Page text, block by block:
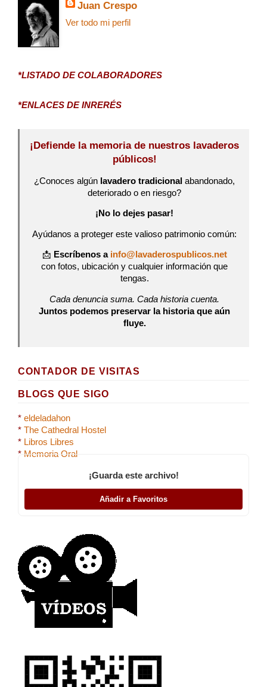
Juan Crespo
Ver todo mi perfil
*LISTADO DE COLABORADORES
*ENLACES DE INRERÉS
¡Defiende la memoria de nuestros lavaderos
públicos!
¿Conoces algún lavadero tradicional abandonado,
deteriorado o en riesgo?
¡No lo dejes pasar!
Ayúdanos a proteger este valioso patrimonio común:
📩 Escríbenos a info@lavaderospublicos.net
con fotos, ubicación y cualquier información que
tengas.
Cada denuncia suma. Cada historia cuenta.
Juntos podemos preservar la historia que aún
fluye.
CONTADOR DE VISITAS
BLOGS QUE SIGO
* eldeladahon
* The Cathedral Hostel
* Libros Libres
* Memoria Oral
¡Guarda este archivo!
Añadir a Favoritos